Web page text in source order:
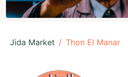
Jida Market / Thon El Manar